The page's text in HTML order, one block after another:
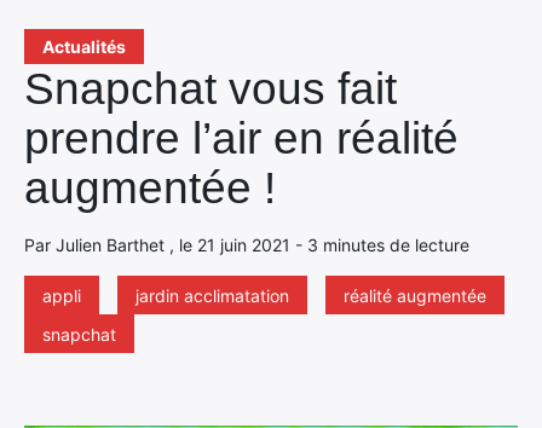
Actualités
Snapchat vous fait
prendre l’air en réalité
augmentée !
Par Julien Barthet , le 21 juin 2021 - 3 minutes de lecture
appli jardin acclimatation
réalité augmentée
snapchat